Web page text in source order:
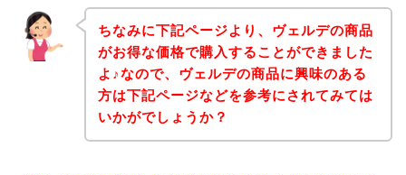
ちなみに下記ページより、ヴェルデの商品
がお得な価格で購入することができました
よ♪なので、ヴェルデの商品に興味のある
方は下記ページなどを参考にされてみては
いかがでしょうか？